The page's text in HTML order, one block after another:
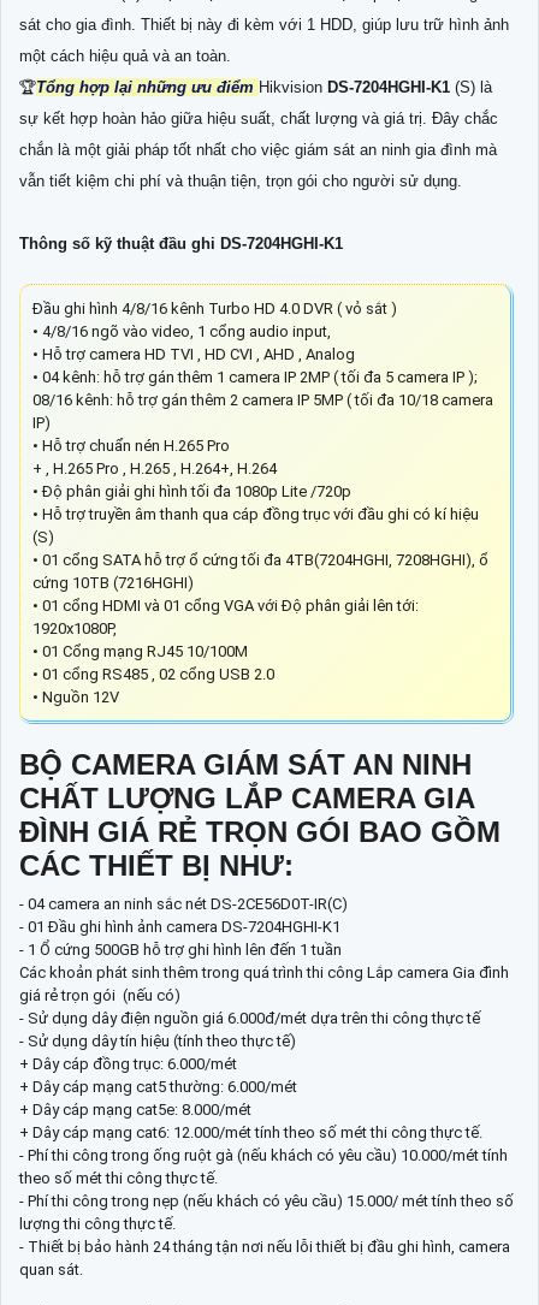
sát cho gia đình. Thiết bị này đi kèm với 1 HDD, giúp lưu trữ hình ảnh
một cách hiệu quả và an toàn.
🏆Tổng hợp lại những ưu điểm Hikvision DS-7204HGHI-K1 (S) là
sự kết hợp hoàn hảo giữa hiệu suất, chất lượng và giá trị. Đây chắc
chắn là một giải pháp tốt nhất cho việc giám sát an ninh gia đình mà
vẫn tiết kiệm chi phí và thuận tiện, trọn gói cho người sử dụng.
Thông số kỹ thuật đầu ghi DS-7204HGHI-K1
Đầu ghi hình 4/8/16 kênh Turbo HD 4.0 DVR ( vỏ sắt )
• 4/8/16 ngõ vào video, 1 cổng audio input,
• Hỗ trợ camera HD TVI , HD CVI , AHD , Analog
• 04 kênh: hỗ trợ gán thêm 1 camera IP 2MP ( tối đa 5 camera IP );
08/16 kênh: hỗ trợ gán thêm 2 camera IP 5MP ( tối đa 10/18 camera
IP)
• Hỗ trợ chuẩn nén H.265 Pro
+ , H.265 Pro , H.265 , H.264+, H.264
• Độ phân giải ghi hình tối đa 1080p Lite /720p
• Hỗ trợ truyền âm thanh qua cáp đồng trục với đầu ghi có kí hiệu
(S)
• 01 cổng SATA hỗ trợ ổ cứng tối đa 4TB(7204HGHI, 7208HGHI), ổ
cứng 10TB (7216HGHI)
• 01 cổng HDMI và 01 cổng VGA với Độ phân giải lên tới:
1920x1080P,
• 01 Cổng mạng RJ45 10/100M
• 01 cổng RS485 , 02 cổng USB 2.0
• Nguồn 12V
BỘ CAMERA GIÁM SÁT AN NINH
CHẤT LƯỢNG LẮP CAMERA GIA
ĐÌNH GIÁ RẺ TRỌN GÓI BAO GỒM
CÁC THIẾT BỊ NHƯ:
- 04 camera an ninh sắc nét DS-2CE56D0T-IR(C)
- 01 Đầu ghi hình ảnh camera DS-7204HGHI-K1
- 1 Ổ cứng 500GB hỗ trợ ghi hình lên đến 1 tuần
Các khoản phát sinh thêm trong quá trình thi công Lắp camera Gia đình
giá rẻ trọn gói (nếu có)
- Sử dụng dây điện nguồn giá 6.000đ/mét dựa trên thi công thực tế
- Sử dụng dây tín hiệu (tính theo thực tế)
+ Dây cáp đồng trục: 6.000/mét
+ Dây cáp mạng cat5 thường: 6.000/mét
+ Dây cáp mạng cat5e: 8.000/mét
+ Dây cáp mạng cat6: 12.000/mét tính theo số mét thi công thực tế.
- Phí thi công trong ống ruột gà (nếu khách có yêu cầu) 10.000/mét tính
theo số mét thi công thực tế.
- Phí thi công trong nẹp (nếu khách có yêu cầu) 15.000/ mét tính theo số
lượng thi công thực tế.
- Thiết bị bảo hành 24 tháng tận nơi nếu lỗi thiết bị đầu ghi hình, camera
quan sát.